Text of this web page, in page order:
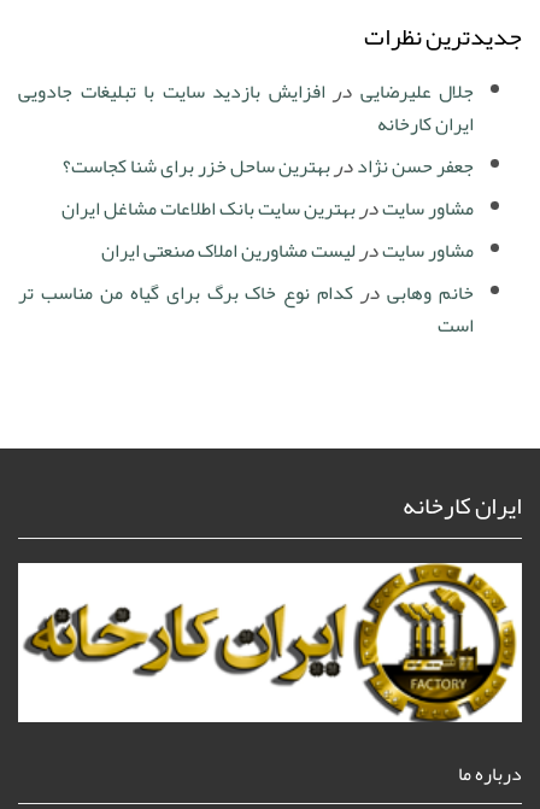
جدیدترین نظرات
جلال علیرضایی درافزایش بازدید سایت با تبلیغات جادویی
ایران کارخانه
جعفر حسن نژاددربهترین ساحل خزر برای شنا کجاست؟
مشاور سایتدربهترین سایت بانک اطلاعات مشاغل ایران
مشاور سایتدرلیست مشاورین املاک صنعتی ایران
خانم وهابیدرکدام نوع خاک برگ برای گیاه من مناسب تر
است
ایران کارخانه
درباره ما